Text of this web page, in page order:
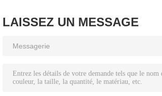
LAISSEZ UN MESSAGE